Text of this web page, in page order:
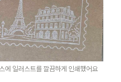
에 일러스트를 깔끔하게 인쇄했어요